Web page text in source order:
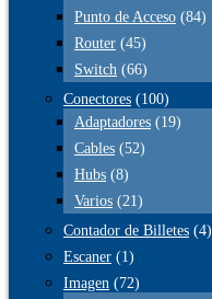
Punto de Acceso (84)
Router (45)
Switch (66)
Conectores (100)
Adaptadores (19)
Cables (52)
Hubs (8)
Varios (21)
Contador de Billetes (4)
Escaner (1)
Imagen (72)